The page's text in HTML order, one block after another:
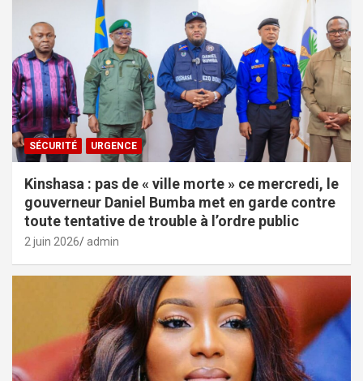
SÉCURITÉ URGENCE
Kinshasa : pas de « ville morte » ce mercredi, le
gouverneur Daniel Bumba met en garde contre
toute tentative de trouble à l’ordre public
2 juin 2026 admin